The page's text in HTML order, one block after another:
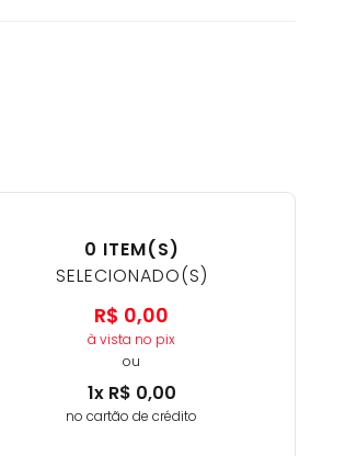
0 ITEM(S)
SELECIONADO(S)
R$ 0,00
à vista no pix
ou
1x R$ 0,00
no cartão de crédito